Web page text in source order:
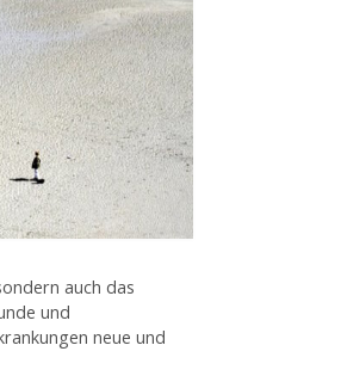
auch das
und
neue und